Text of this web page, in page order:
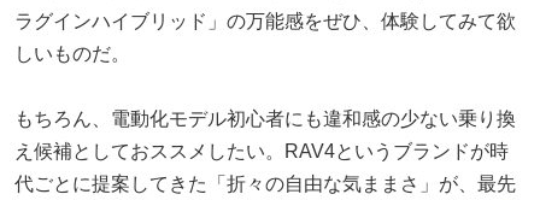
ラグインハイブリッド」の万能感をぜひ、体験してみて欲
しいものだ。
もちろん、電動化モデル初心者にも違和感の少ない乗り換
え候補としておススメしたい。RAV4というブランドが時
代ごとに提案してきた「折々の自由な気ままさ」が、最先